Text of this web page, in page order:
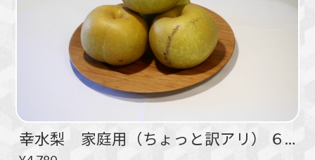
幸水梨 家庭用（ちょっと訳アリ） ６kg 10～18玉